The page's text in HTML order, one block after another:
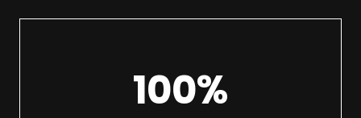
100%